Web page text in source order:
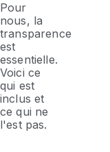
Pour
nous, la
transparence
est
essentielle.
Voici ce
qui est
inclus et
ce qui ne
l'est pas.